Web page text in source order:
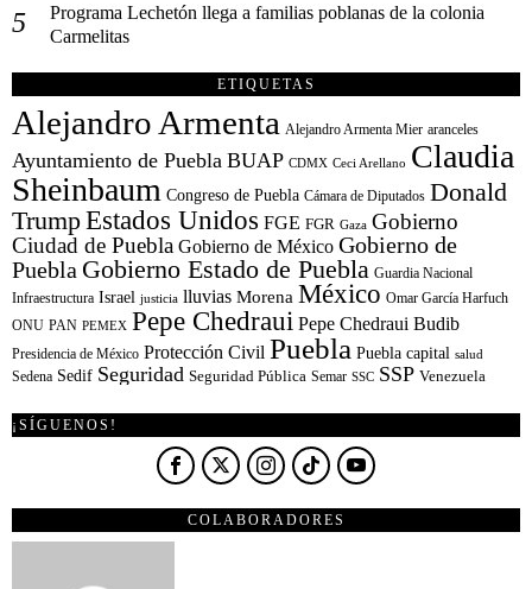
Programa Lechetón llega a familias poblanas de la colonia
Carmelitas
ETIQUETAS
Alejandro Armenta Alejandro Armenta Mier aranceles
Ayuntamiento de Puebla BUAP CDMX Ceci Arellano Claudia
Sheinbaum Congreso de Puebla Cámara de Diputados Donald
TrumpEstados Unidos FGE FGR Gaza Gobierno
Ciudad de Puebla Gobierno de México Gobierno de
Puebla Gobierno Estado de Puebla Guardia Nacional
Infraestructura Israel justicia lluvias Morena México Omar García Harfuch
ONU PAN PEMEX Pepe Chedraui Pepe Chedraui Budib
Presidencia de México Protección Civil Puebla Puebla capital salud
Sedena Sedif Seguridad Seguridad Pública Semar SSC SSP Venezuela
¡SÍGUENOS!
COLABORADORES